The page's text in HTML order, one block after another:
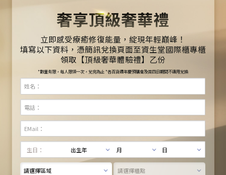
奢享頂級奢華禮
立即感受療癒修復能量，綻現年輕巔峰！
填寫以下資料，憑簡訊兌換頁面至資生堂國際櫃專櫃
領取【頂級奢華體驗禮】乙份
*數量有限，每人限領一次，兌完為止 *各百貨週年慶預購會及首四日期間不適用兌換